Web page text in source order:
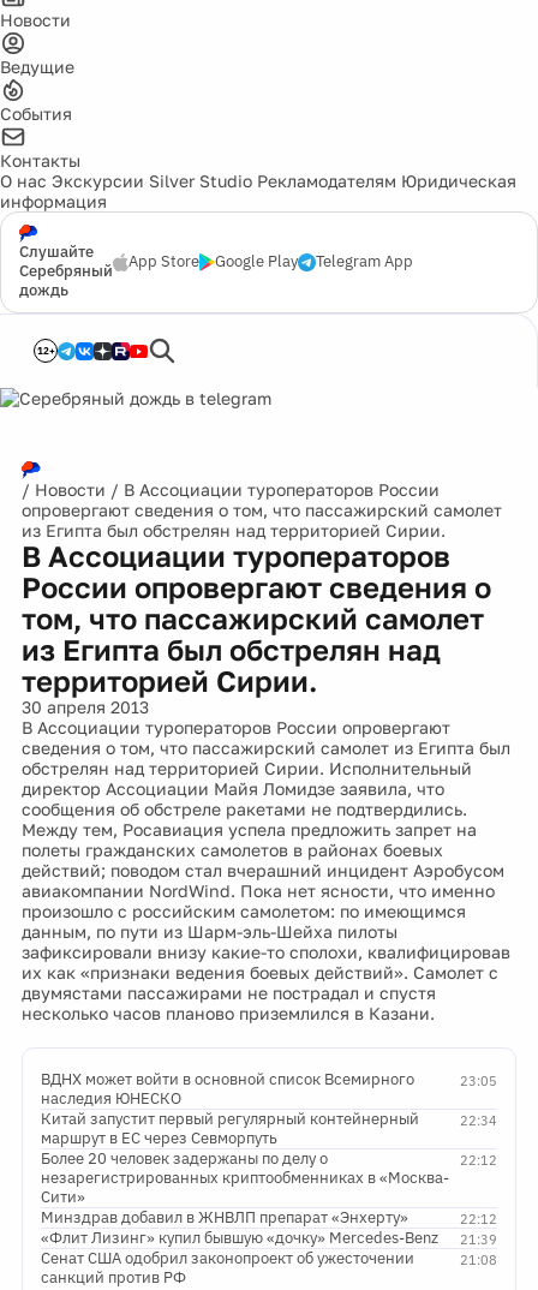
Новости
Ведущие
События
Контакты
О нас Экскурсии Silver Studio Рекламодателям Юридическая
информация
Слушайте
Серебряный
дождь
App Store Google Play Telegram App
12+
/ Новости / В Ассоциации туроператоров России
опровергают сведения о том, что пассажирский самолет
из Египта был обстрелян над территорией Сирии.
В Ассоциации туроператоров
России опровергают сведения о
том, что пассажирский самолет
из Египта был обстрелян над
территорией Сирии.
30 апреля 2013
В Ассоциации туроператоров России опровергают
сведения о том, что пассажирский самолет из Египта был
обстрелян над территорией Сирии. Исполнительный
директор Ассоциации Майя Ломидзе заявила, что
сообщения об обстреле ракетами не подтвердились.
Между тем, Росавиация успела предложить запрет на
полеты гражданских самолетов в районах боевых
действий; поводом стал вчерашний инцидент Аэробусом
авиакомпании NordWind. Пока нет ясности, что именно
произошло с российским самолетом: по имеющимся
данным, по пути из Шарм-эль-Шейха пилоты
зафиксировали внизу какие-то сполохи, квалифицировав
их как «признаки ведения боевых действий». Самолет с
двумястами пассажирами не пострадал и спустя
несколько часов планово приземлился в Казани.
23:05
ВДНХ может войти в основной список Всемирного
наследия ЮНЕСКО
22:34
Китай запустит первый регулярный контейнерный
маршрут в ЕС через Севморпуть
22:12
Более 20 человек задержаны по делу о
незарегистрированных криптообменниках в «Москва-
Сити»
22:12
Минздрав добавил в ЖНВЛП препарат «Энхерту»
21:39
«Флит Лизинг» купил бывшую «дочку» Mercedes-Benz
21:08
Сенат США одобрил законопроект об ужесточении
санкций против РФ